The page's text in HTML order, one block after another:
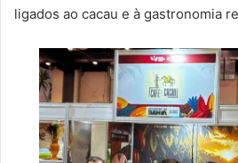
ligados ao cacau e à gastronomia